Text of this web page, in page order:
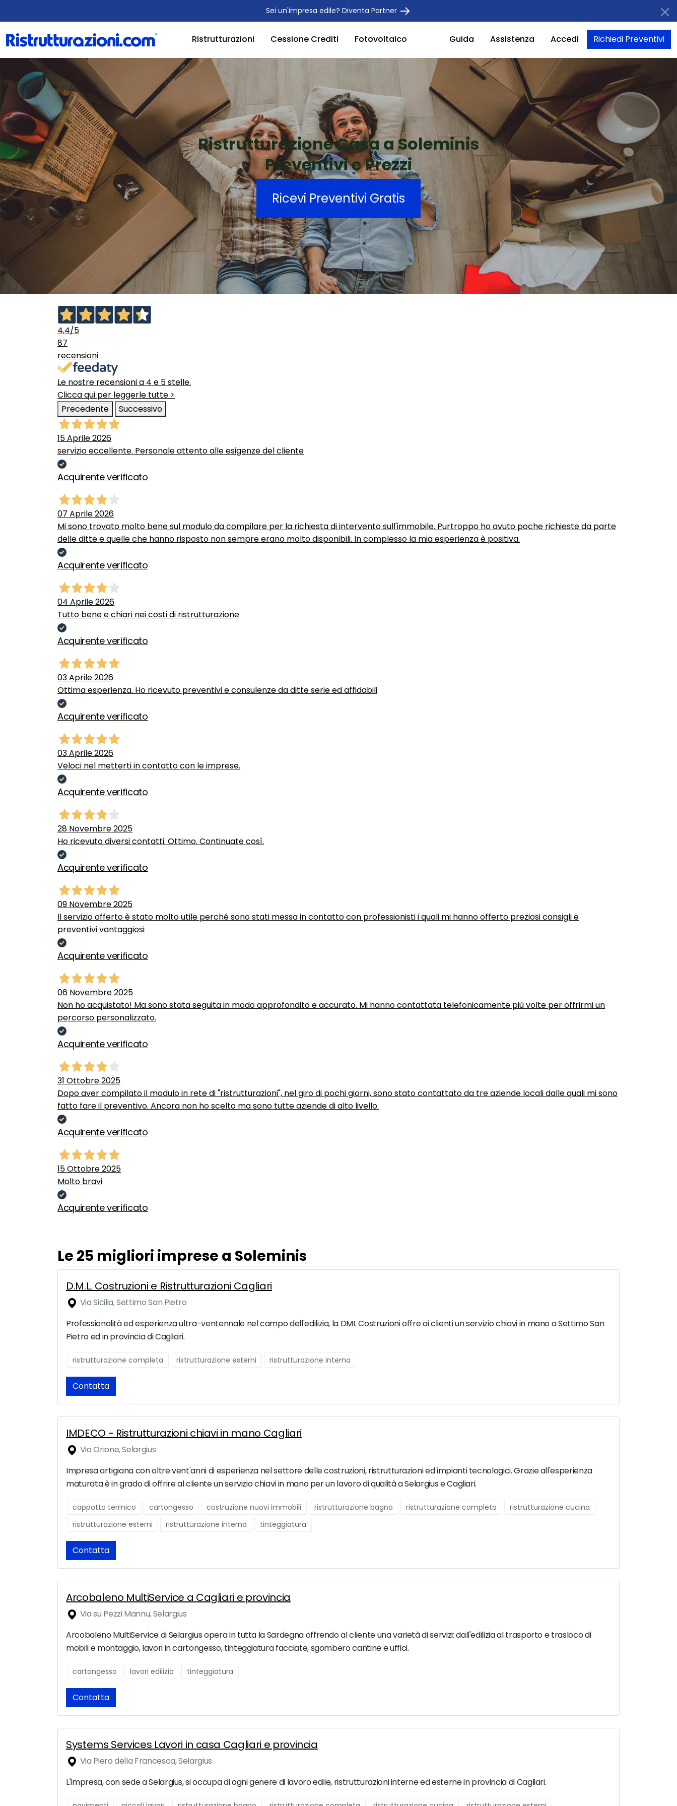
Sei un'impresa edile? Diventa Partner
Ristrutturazioni Cessione Crediti Fotovoltaico Guida Assistenza Accedi Richiedi Preventivi
Ristrutturazione Casa a Soleminis
Preventivi e Prezzi
Ricevi Preventivi Gratis
4,4/5
87
recensioni
Le nostre recensioni a 4 e 5 stelle.
Clicca qui per leggerle tutte >
Precedente
Successivo
15 Aprile 2026
servizio eccellente. Personale attento alle esigenze del cliente
Acquirente verificato
07 Aprile 2026
Mi sono trovato molto bene sul modulo da compilare per la richiesta di intervento sull'immobile. Purtroppo ho avuto poche richieste da parte
delle ditte e quelle che hanno risposto non sempre erano molto disponibili. In complesso la mia esperienza è positiva.
Acquirente verificato
04 Aprile 2026
Tutto bene e chiari nei costi di ristrutturazione
Acquirente verificato
03 Aprile 2026
Ottima esperienza. Ho ricevuto preventivi e consulenze da ditte serie ed affidabili
Acquirente verificato
03 Aprile 2026
Veloci nel metterti in contatto con le imprese.
Acquirente verificato
28 Novembre 2025
Ho ricevuto diversi contatti. Ottimo. Continuate così.
Acquirente verificato
09 Novembre 2025
Il servizio offerto è stato molto utile perché sono stati messa in contatto con professionisti i quali mi hanno offerto preziosi consigli e
preventivi vantaggiosi
Acquirente verificato
06 Novembre 2025
Non ho acquistato! Ma sono stata seguita in modo approfondito e accurato. Mi hanno contattata telefonicamente più volte per offrirmi un
percorso personalizzato.
Acquirente verificato
31 Ottobre 2025
Dopo aver compilato il modulo in rete di "ristrutturazioni", nel giro di pochi giorni, sono stato contattato da tre aziende locali dalle quali mi sono
fatto fare il preventivo. Ancora non ho scelto ma sono tutte aziende di alto livello.
Acquirente verificato
15 Ottobre 2025
Molto bravi
Acquirente verificato
Le 25 migliori imprese a Soleminis
D.M.L. Costruzioni e Ristrutturazioni Cagliari
Via Sicilia, Settimo San Pietro
Professionalità ed esperienza ultra-ventennale nel campo dell'edilizia, la DML Costruzioni offre ai clienti un servizio chiavi in mano a Settimo San
Pietro ed in provincia di Cagliari.
ristrutturazione completa ristrutturazione esterni ristrutturazione interna
Contatta
IMDECO - Ristrutturazioni chiavi in mano Cagliari
Via Orione, Selargius
Impresa artigiana con oltre vent'anni di esperienza nel settore delle costruzioni, ristrutturazioni ed impianti tecnologici. Grazie all'esperienza
maturata è in grado di offrire al cliente un servizio chiavi in mano per un lavoro di qualità a Selargius e Cagliari.
cappotto termico cartongesso costruzione nuovi immobili ristrutturazione bagno ristrutturazione completa
ristrutturazione cucina
ristrutturazione esterni
ristrutturazione interna tinteggiatura
Contatta
Arcobaleno MultiService a Cagliari e provincia
Via su Pezzi Mannu, Selargius
Arcobaleno MultiService di Selargius opera in tutta la Sardegna offrendo al cliente una varietà di servizi: dall'edilizia al trasporto e trasloco di
mobili e montaggio, lavori in cartongesso, tinteggiatura facciate, sgombero cantine e uffici.
cartongesso lavori edilizia tinteggiatura
Contatta
Systems Services Lavori in casa Cagliari e provincia
Via Piero della Francesca, Selargius
L'impresa, con sede a Selargius, si occupa di ogni genere di lavoro edile, ristrutturazioni interne ed esterne in provincia di Cagliari.